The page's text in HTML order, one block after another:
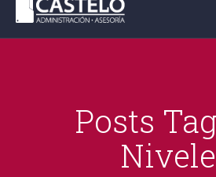
Posts